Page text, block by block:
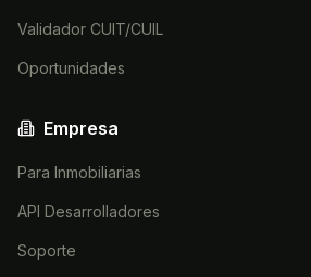
Validador CUIT/CUIL
Oportunidades
Empresa
Para Inmobiliarias
API Desarrolladores
Soporte